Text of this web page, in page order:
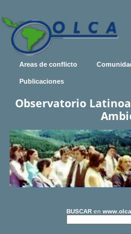
Areas de conflicto
Publicaciones
Observatorio
BUSCAR en